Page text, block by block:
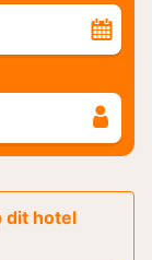
dit hotel